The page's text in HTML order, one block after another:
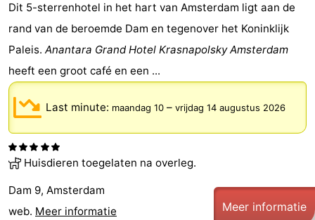
Dit 5-sterrenhotel in het hart van Amsterdam ligt aan de
rand van de beroemde Dam en tegenover het Koninklijk
Paleis. Anantara Grand Hotel Krasnapolsky Amsterdam
heeft een groot café en een ...
Last minute: maandag 10 – vrijdag 14 augustus 2026
Huisdieren toegelaten na overleg.
Dam 9, Amsterdam
web. Meer informatie Meer informatie